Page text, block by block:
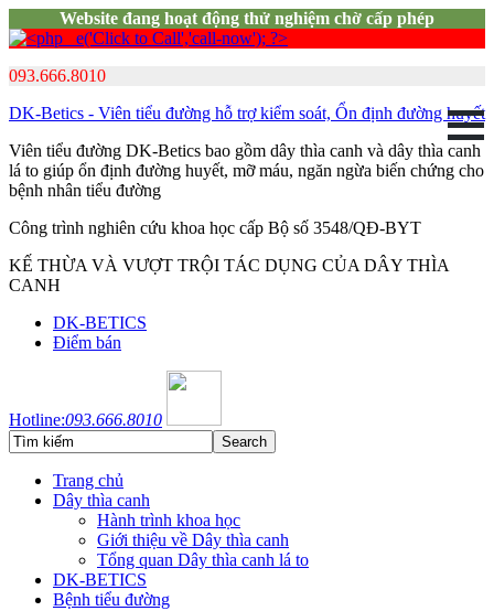
Website đang hoạt động thử nghiệm chờ cấp phép
093.666.8010
DK-Betics - Viên tiểu đường hỗ trợ kiểm soát, Ổn định đường huyết
Viên tiểu đường DK-Betics bao gồm dây thìa canh và dây thìa canh
lá to giúp ổn định đường huyết, mỡ máu, ngăn ngừa biến chứng cho
bệnh nhân tiểu đường
Công trình nghiên cứu khoa học cấp Bộ số 3548/QĐ-BYT
KẾ THỪA VÀ VƯỢT TRỘI TÁC DỤNG CỦA DÂY THÌA
CANH
DK-BETICS
Điểm bán
Hotline:093.666.8010
Trang chủ
Dây thìa canh
Hành trình khoa học
Giới thiệu về Dây thìa canh
Tổng quan Dây thìa canh lá to
DK-BETICS
Bệnh tiểu đường